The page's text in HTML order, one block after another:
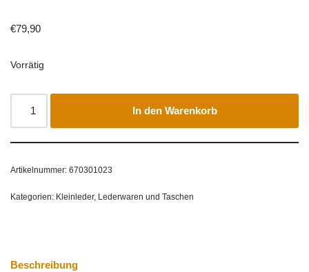
€79,90
Vorrätig
In den Warenkorb
Artikelnummer: 670301023
Kategorien: Kleinleder, Lederwaren und Taschen
Beschreibung